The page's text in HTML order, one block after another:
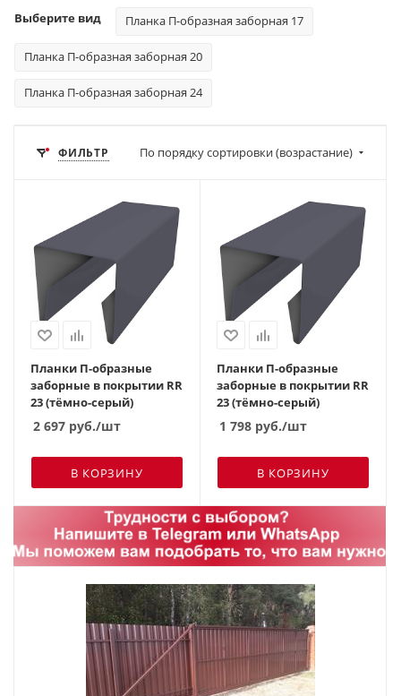
Выберите вид Планка П-образная заборная 17
Планка П-образная заборная 20
Планка П-образная заборная 24
ФИЛЬТР По порядку сортировки (возрастание)
Планки П-образные
заборные в покрытии RR
23 (тёмно-серый)
2 697 руб./шт
В КОРЗИНУ
Планки П-образные
заборные в покрытии RR
23 (тёмно-серый)
1 798 руб./шт
В КОРЗИНУ